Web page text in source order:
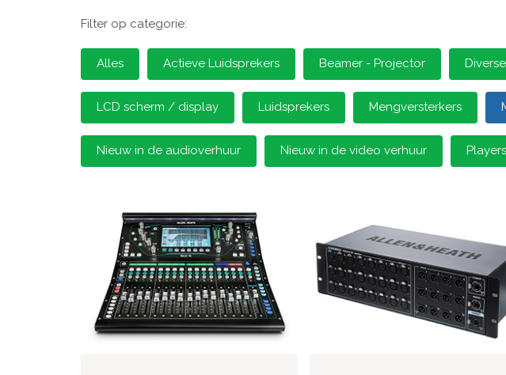
Filter op categorie:
Alles Actieve Luidsprekers Beamer - Projector
LCD scherm / display Luidsprekers Mengversterkers
Nieuw in de audioverhuur Nieuw in de video verhuur Players